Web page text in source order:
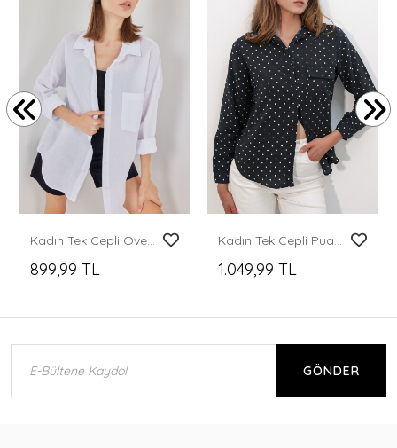
Kadın Tek Cepli Oversize Müslin Gömlek 20353 - Beyaz
899,99 TL
Kadın Tek Cepli Puantiyeli Oversize Gömlek 20399 - Siyah
1.049,99 TL
GÖNDER